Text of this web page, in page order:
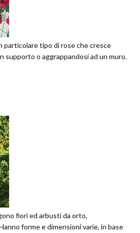
particolare tipo di rose che cresce
supporto o aggrappandosi ad un muro.
fiori ed arbusti da orto,
forme e dimensioni varie, in base